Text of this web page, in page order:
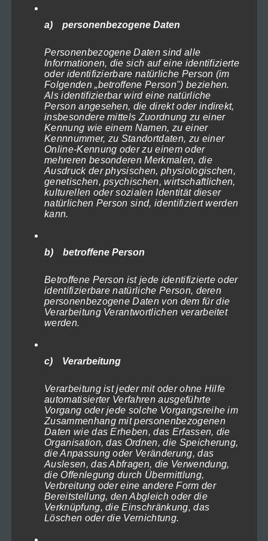
1.199,00€
Deutsch
Suche
Warenkorb
Es befinden sich keine Produkte im Warenkorb.
Währungs-Rechner
Euro (€) - EUR
Fotografie & Infos
Euren Termin buchen
Warum sind wir anders?
Willkommen
Porträt, Glamour, Beauty etc.
Glamour
Beautyporträts
Porträts speciale
Dark Angels
Männerporträts
Coole Sportlerporträts
Eure Iris-Fotos
Baby & Babybauch
a) personenbezogene Daten
Personenbezogene Daten sind alle
Informationen, die sich auf eine identifizierte
oder identifizierbare natürliche Person (im
Folgenden „betroffene Person") beziehen.
Als identifizierbar wird eine natürliche
Person angesehen, die direkt oder indirekt,
insbesondere mittels Zuordnung zu einer
Kennung wie einem Namen, zu einer
Kennnummer, zu Standortdaten, zu einer
Online-Kennung oder zu einem oder
mehreren besonderen Merkmalen, die
Ausdruck der physischen, physiologischen,
genetischen, psychischen, wirtschaftlichen,
kulturellen oder sozialen Identität dieser
natürlichen Person sind, identifiziert werden
kann.
b) betroffene Person
Betroffene Person ist jede identifizierte oder
identifizierbare natürliche Person, deren
personenbezogene Daten von dem für die
Verarbeitung Verantwortlichen verarbeitet
werden.
c) Verarbeitung
Verarbeitung ist jeder mit oder ohne Hilfe
automatisierter Verfahren ausgeführte
Vorgang oder jede solche Vorgangsreihe im
Zusammenhang mit personenbezogenen
Daten wie das Erheben, das Erfassen, die
Organisation, das Ordnen, die Speicherung,
die Anpassung oder Veränderung, das
Auslesen, das Abfragen, die Verwendung,
die Offenlegung durch Übermittlung,
Verbreitung oder eine andere Form der
Bereitstellung, den Abgleich oder die
Verknüpfung, die Einschränkung, das
Löschen oder die Vernichtung.